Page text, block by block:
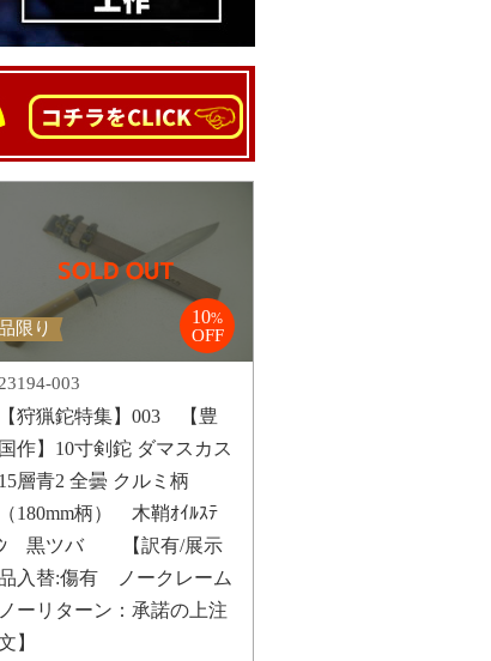
限り
10%
OFF
23194-003
【狩猟鉈特集】003 【豊
国作】10寸剣鉈 ダマスカス
15層青2 全曇 クルミ柄
（180mm柄） 木鞘ｵｲﾙｽﾃ
ﾝ 黒ツバ 【訳有/展示
入替:傷有 ノークレーム
ノーリターン：承諾の上注
】